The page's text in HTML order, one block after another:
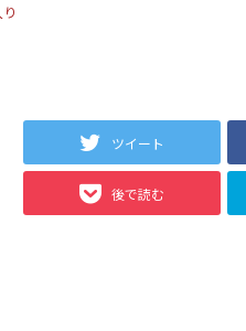
ツイート
後で読む